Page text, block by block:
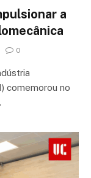
a
0
comemorou no